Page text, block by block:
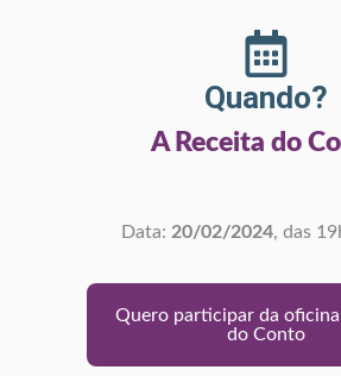
Quando?
A Receita do
Data: 20/02/2024, das
Quero participar da oficina
do Conto